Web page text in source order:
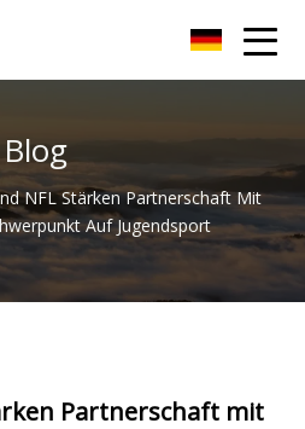
Blog
NFL Stärken Partnerschaft Mit
Auf Jugendsport
Partnerschaft mit